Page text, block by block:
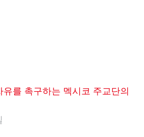
를 촉구하는 멕시코 주교단의